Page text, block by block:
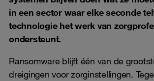
in een sector waar elke seconde
technologie het werk van
ondersteunt.
Ransomware blijft één van de
dreigingen voor zorginstellingen.